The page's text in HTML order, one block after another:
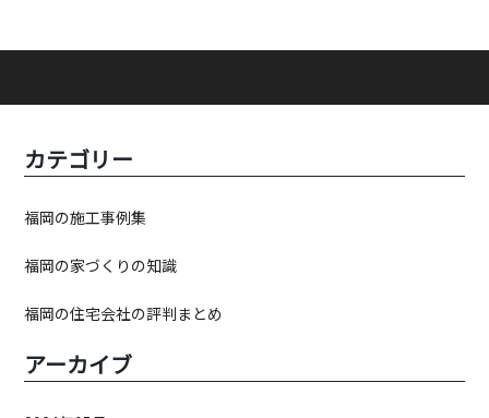
カテゴリー
福岡の施工事例集
福岡の家づくりの知識
福岡の住宅会社の評判まとめ
アーカイブ